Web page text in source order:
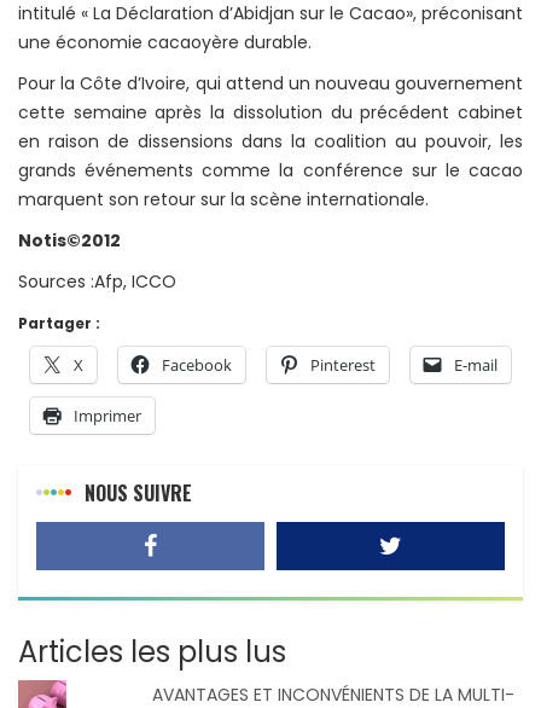
intitulé « La Déclaration d’Abidjan sur le Cacao», préconisant
une économie cacaoyère durable.
Pour la Côte d’Ivoire, qui attend un nouveau gouvernement
cette semaine après la dissolution du précédent cabinet
en raison de dissensions dans la coalition au pouvoir, les
grands événements comme la conférence sur le cacao
marquent son retour sur la scène internationale.
Notis©2012
Sources :Afp, ICCO
Partager :
X Facebook Pinterest E-mail
Imprimer
NOUS SUIVRE
Articles les plus lus
AVANTAGES ET INCONVÉNIENTS DE LA MULTI-